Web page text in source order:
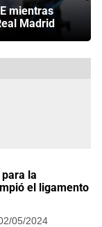
mientras
Madrid
la
el ligamento
05/2024